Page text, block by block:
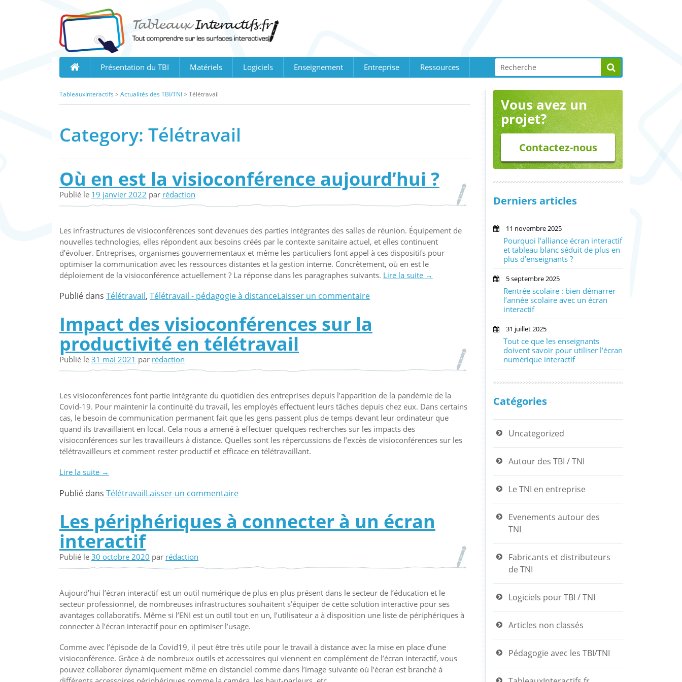
Présentation du TBI Matériels Logiciels Enseignement Entreprise Ressources
TableauxInteractifs > Actualités des TBI/TNI> Télétravail
Category: Télétravail
Où en est la visioconférence aujourd’hui ?
Publié le 19 janvier 2022 par rédaction
Les infrastructures de visioconférences sont devenues des parties intégrantes des salles de réunion. Équipement de
nouvelles technologies, elles répondent aux besoins créés par le contexte sanitaire actuel, et elles continuent
d’évoluer. Entreprises, organismes gouvernementaux et même les particuliers font appel à ces dispositifs pour
optimiser la communication avec les ressources distantes et la gestion interne. Concrètement, où en est le
déploiement de la visioconférence actuellement ? La réponse dans les paragraphes suivants. Lire la suite « Où
→
Publié dans Télétravail, Télétravail - pédagogie à distanceLaisser un commentaire
Impact des visioconférences sur la
productivité en télétravail
Publié le 31 mai 2021 par rédaction
Les visioconférences font partie intégrante du quotidien des entreprises depuis l’apparition de la pandémie de la
Covid-19. Pour maintenir la continuité du travail, les employés effectuent leurs tâches depuis chez eux. Dans certains
cas, le besoin de communication permanent fait que les gens passent plus de temps devant leur ordinateur que
quand ils travaillaient en local. Cela nous a amené à effectuer quelques recherches sur les impacts des
visioconférences sur les travailleurs à distance. Quelles sont les répercussions de l’excès de visioconférences sur les
télétravailleurs et comment rester productif et efficace en télétravaillant.
Lire la suite « Impact
visioconférences
la
productivité
en
télétravail »
→
Publié dans TélétravailLaisser un commentaire
Les périphériques à connecter à un écran
interactif
Publié le 30 octobre 2020 par rédaction
Aujourd’hui l’écran interactif est un outil numérique de plus en plus présent dans le secteur de l’éducation et le
secteur professionnel, de nombreuses infrastructures souhaitent s’équiper de cette solution interactive pour ses
avantages collaboratifs. Même si l’ENI est un outil tout en un, l’utilisateur a à disposition une liste de périphériques à
connecter à l’écran interactif pour en optimiser l’usage.
Comme avec l’épisode de la Covid19, il peut être très utile pour le travail à distance avec la mise en place d’une
visioconférence. Grâce à de nombreux outils et accessoires qui viennent en complément de l’écran interactif, vous
pouvez collaborer dynamiquement même en distanciel comme dans l’image suivante où l’écran est branché à
Vous avez un
projet?
Contactez-nous
Derniers articles
11 novembre 2025
Pourquoi l’alliance écran interactif
et tableau blanc séduit de plus en
plus d’enseignants ?
5 septembre 2025
Rentrée scolaire : bien démarrer
l’année scolaire avec un écran
interactif
31 juillet 2025
Tout ce que les enseignants
doivent savoir pour utiliser l’écran
numérique interactif
Catégories
Uncategorized
Autour des TBI / TNI
Le TNI en entreprise
Evenements autour des
TNI
Fabricants et distributeurs
de TNI
Logiciels pour TBI / TNI
Articles non classés
Pédagogie avec les TBI/TNI